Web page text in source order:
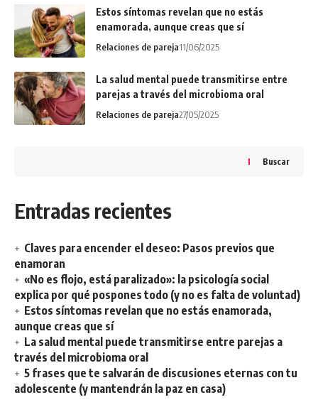
Estos síntomas revelan que no estás
enamorada, aunque creas que sí
Relaciones de pareja11/06/2025
La salud mental puede transmitirse entre
parejas a través del microbioma oral
Relaciones de pareja27/05/2025
Buscar
Entradas recientes
Claves para encender el deseo: Pasos previos que
enamoran
«No es flojo, está paralizado»: la psicología social
explica por qué pospones todo (y no es falta de voluntad)
Estos síntomas revelan que no estás enamorada,
aunque creas que sí
La salud mental puede transmitirse entre parejas a
través del microbioma oral
5 frases que te salvarán de discusiones eternas con tu
adolescente (y mantendrán la paz en casa)